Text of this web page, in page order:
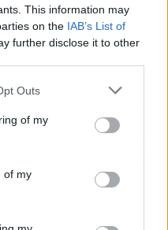
This information may
on the IAB’s List of
further disclose it to other
Outs
of my
of my
estratégica de
a sus clientes a
y experiencias que
crecimiento
y visión de
relevantes y de alto
con un
para